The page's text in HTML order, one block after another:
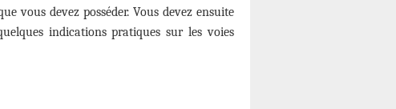
vous devez posséder. Vous devez ensuite
indications pratiques sur les voies